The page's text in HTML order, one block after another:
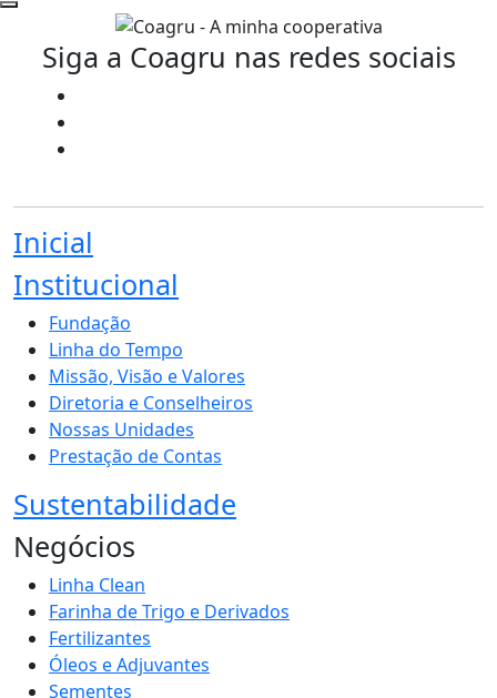
Siga a Coagru nas redes sociais
Inicial
Institucional
Fundação
Linha do Tempo
Missão, Visão e Valores
Diretoria e Conselheiros
Nossas Unidades
Prestação de Contas
Sustentabilidade
Negócios
Linha Clean
Farinha de Trigo e Derivados
Fertilizantes
Óleos e Adjuvantes
Sementes